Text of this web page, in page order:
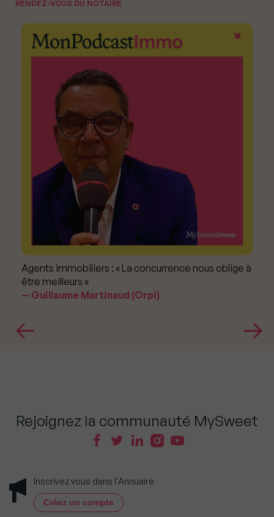
RENDEZ-VOUS DU NOTAIRE
Agents immobiliers : « La concurrence nous oblige à
être meilleurs »
Guillaume Martinaud (Orpi)
Rejoignez la communauté MySweet
Inscrivez vous dans l'Annuaire
Créez un compte